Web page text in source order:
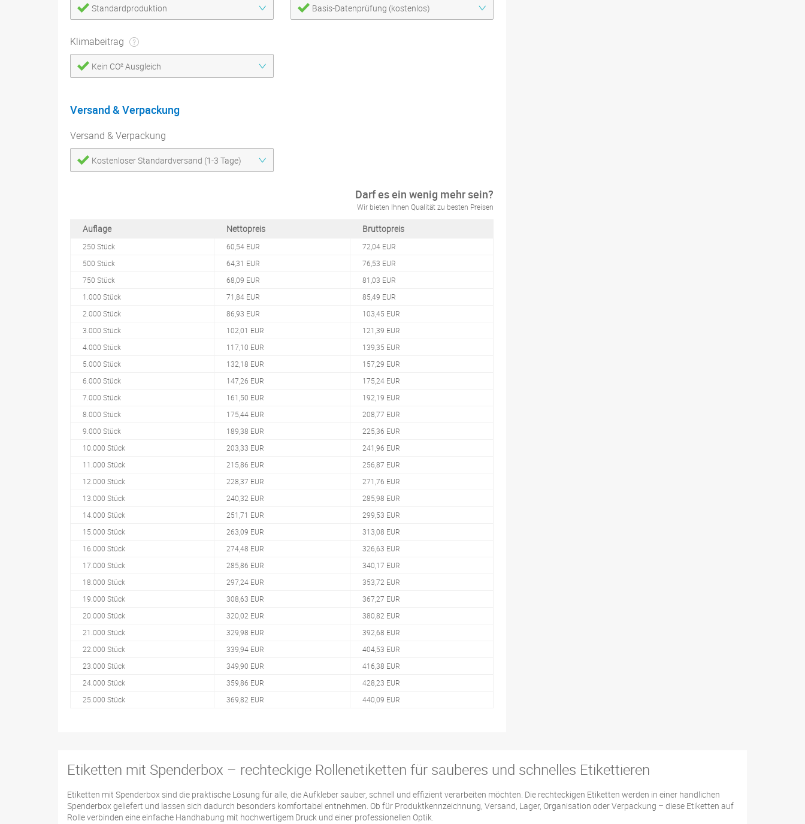
Standardproduktion Basis-Datenprüfung (kostenlos)
Klimabeitrag
Kein CO² Ausgleich
Versand & Verpackung
Versand & Verpackung
Kostenloser Standardversand (1-3 Tage)
Darf es ein wenig mehr sein?
Wir bieten Ihnen Qualität zu besten Preisen
Auflage Nettopreis Bruttopreis
250 Stück 60,54 EUR
72,04 EUR
500 Stück
64,31 EUR
76,53 EUR
750 Stück
68,09 EUR
81,03 EUR
1.000 Stück
71,84 EUR
85,49 EUR
2.000 Stück
86,93 EUR
103,45 EUR
3.000 Stück
102,01 EUR
121,39 EUR
4.000 Stück
117,10 EUR
139,35 EUR
5.000 Stück
132,18 EUR
157,29 EUR
6.000 Stück
147,26 EUR
175,24 EUR
7.000 Stück
161,50 EUR
192,19 EUR
8.000 Stück
175,44 EUR
208,77 EUR
9.000 Stück
189,38 EUR
225,36 EUR
10.000 Stück
203,33 EUR
241,96 EUR
11.000 Stück
215,86 EUR
256,87 EUR
12.000 Stück
228,37 EUR
271,76 EUR
13.000 Stück
240,32 EUR
285,98 EUR
14.000 Stück
251,71 EUR
299,53 EUR
15.000 Stück
263,09 EUR
313,08 EUR
16.000 Stück
274,48 EUR
326,63 EUR
17.000 Stück
285,86 EUR
340,17 EUR
18.000 Stück
297,24 EUR
353,72 EUR
19.000 Stück
308,63 EUR
367,27 EUR
20.000 Stück
320,02 EUR
380,82 EUR
21.000 Stück
329,98 EUR
392,68 EUR
22.000 Stück
339,94 EUR
404,53 EUR
23.000 Stück
349,90 EUR
416,38 EUR
24.000 Stück
359,86 EUR
428,23 EUR
25.000 Stück
369,82 EUR 440,09 EUR
Etiketten mit Spenderbox – rechteckige Rollenetiketten für sauberes und schnelles Etikettieren
Etiketten mit Spenderbox sind die praktische Lösung für alle, die Aufkleber sauber, schnell und effizient verarbeiten möchten. Die rechteckigen Etiketten werden in einer handlichen
Spenderbox geliefert und lassen sich dadurch besonders komfortabel entnehmen. Ob für Produktkennzeichnung, Versand, Lager, Organisation oder Verpackung – diese Etiketten auf
Rolle verbinden eine einfache Handhabung mit hochwertigem Druck und einer professionellen Optik.